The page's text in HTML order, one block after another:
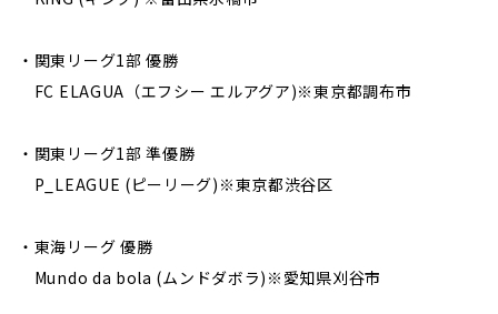
・関東リーグ1部 優勝
FC ELAGUA（エフシー エルアグア)※東京都調布市
・関東リーグ1部 準優勝
P_LEAGUE (ピーリーグ)※東京都渋谷区
・東海リーグ 優勝
Mundo da bola (ムンドダボラ)※愛知県刈谷市